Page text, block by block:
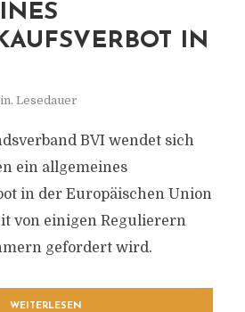
IN
Lesedauer
BVI wendet sich
ein allgemeines
in der Europäischen Union
von einigen Regulierern
gefordert wird.
WEITERLESEN